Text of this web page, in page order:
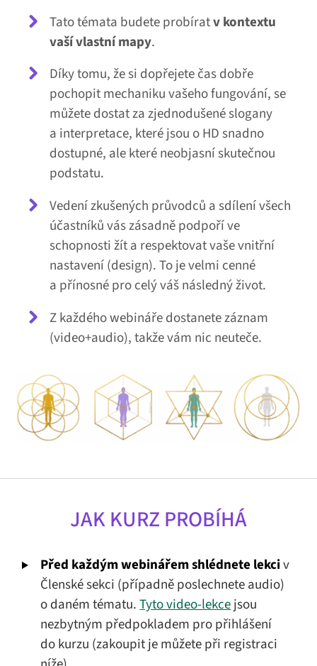
Tato témata budete probíratv kontextu
vaší vlastní mapy.
Díky tomu, že si dopřejete čas dobře
pochopit mechaniku vašeho fungování, se
můžete dostat za zjednodušené slogany
a interpretace, které jsou o HD snadno
dostupné, ale které neobjasní skutečnou
podstatu.
Vedení zkušených průvodců a sdílení všech
účastníků vás zásadně podpoří ve
schopnosti žít a respektovat vaše vnitřní
nastavení (design). To je velmi cenné
a přínosné pro celý váš následný život.
Z každého webináře dostanete záznam
(video+audio), takže vám nic neuteče.
JAK KURZ PROBÍHÁ
Před každým webinářem shlédnete lekciv
Členské sekci (případně poslechnete audio)
o daném tématu. Tyto video-lekcejsou
nezbytným předpokladem pro přihlášení
do kurzu (zakoupit je můžete při registraci